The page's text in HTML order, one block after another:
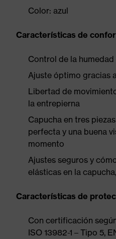
Color: azul
Características de
Control de la
Ajuste óptimo gracias
Libertad de
la entrepierna
Capucha en tres
perfecta y una buena
momento
Ajustes seguros y
elásticas en la
Características de
Con certificación
ISO 13982-1 – Tipo 5,